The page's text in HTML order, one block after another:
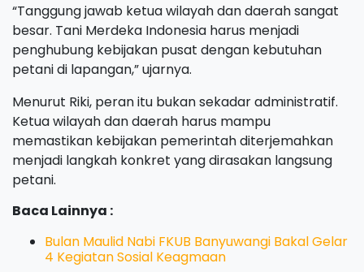
“Tanggung jawab ketua wilayah dan daerah sangat
besar. Tani Merdeka Indonesia harus menjadi
penghubung kebijakan pusat dengan kebutuhan
petani di lapangan,” ujarnya.
Menurut Riki, peran itu bukan sekadar administratif.
Ketua wilayah dan daerah harus mampu
memastikan kebijakan pemerintah diterjemahkan
menjadi langkah konkret yang dirasakan langsung
petani.
Baca Lainnya :
Bulan Maulid Nabi FKUB Banyuwangi Bakal Gelar
4 Kegiatan Sosial Keagmaan